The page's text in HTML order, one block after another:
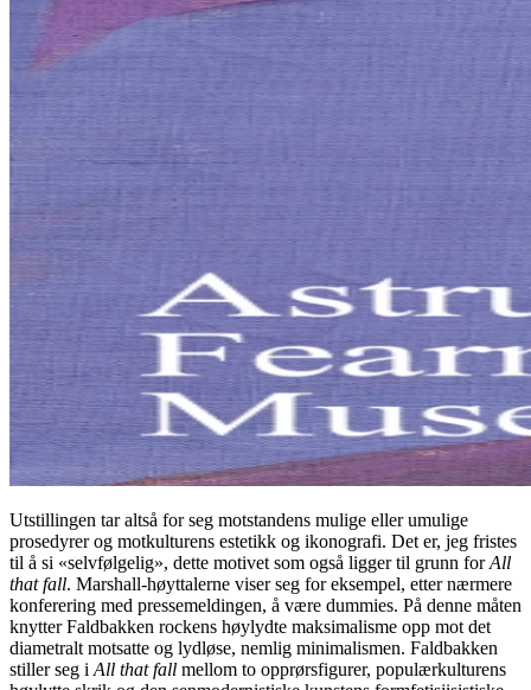
Utstillingen tar altså for seg motstandens mulige eller umulige
prosedyrer og motkulturens estetikk og ikonografi. Det er, jeg fristes
til å si «selvfølgelig», dette motivet som også ligger til grunn forAll
that fall. Marshall-høyttalerne viser seg for eksempel, etter nærmere
konferering med pressemeldingen, å være dummies. På denne måten
knytter Faldbakken rockens høylydte maksimalisme opp mot det
diametralt motsatte og lydløse, nemlig minimalismen. Faldbakken
stiller seg i All that fall mellom to opprørsfigurer, populærkulturens